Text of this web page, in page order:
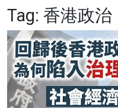
健康
商業
科技
Tag: 香港政治